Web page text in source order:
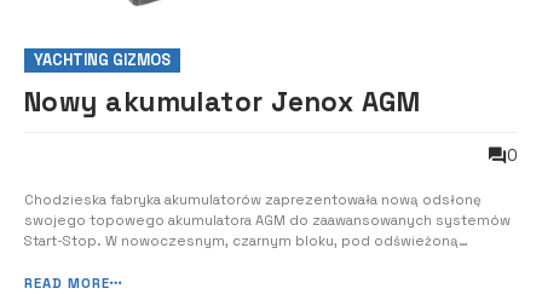
YACHTING GIZMOS
Nowy akumulator Jenox AGM
0
Chodzieska fabryka akumulatorów zaprezentowała nową odsłonę
swojego topowego akumulatora AGM do zaawansowanych systemów
Start-Stop. W nowoczesnym, czarnym bloku, pod odświeżoną
konstrukcyjne zapewniają wysokie parametry pracy, podwyższone
READ MORE